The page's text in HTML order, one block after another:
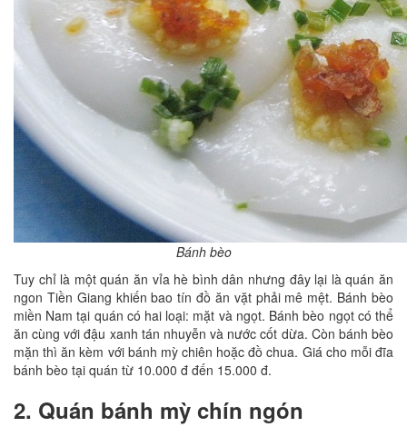
Bánh bèo
Tuy chỉ là một quán ăn vỉa hè bình dân nhưng đây lại là quán ăn
ngon Tiền Giang khiến bao tín đồ ăn vặt phải mê mệt. Bánh bèo
miền Nam tại quán có hai loại: mặt và ngọt. Bánh bèo ngọt có thể
ăn cùng với đậu xanh tán nhuyễn và nước cốt dừa. Còn bánh bèo
mặn thì ăn kèm với bánh mỳ chiên hoặc đồ chua. Giá cho mỗi đĩa
bánh bèo tại quán từ 10.000 đ đến 15.000 đ.
2. Quán bánh mỳ chín ngón